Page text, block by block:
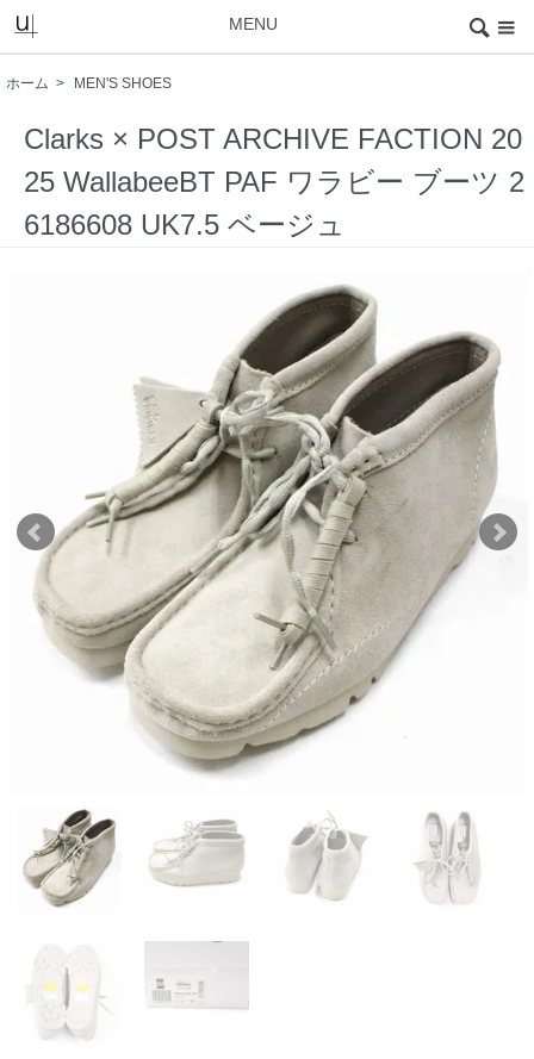
MENU
ホーム > MEN'S SHOES
Clarks × POST ARCHIVE FACTION 20
25 WallabeeBT PAF ワラビー ブーツ 2
6186608 UK7.5 ベージュ